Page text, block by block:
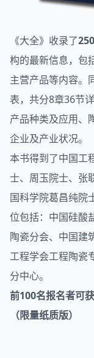
《大全》收录了
构的最新信息，包
主营产品等内容。
表，共分8章36节
产品种类及应用、
企业及产业状况。
本书得到了中国工
士、周玉院士、张
国科学院葛昌纯院
位包括：中国硅酸
陶瓷分会、中国建
工程学会工程陶瓷
分中心。
前100名报名者可
（限量纸质版）